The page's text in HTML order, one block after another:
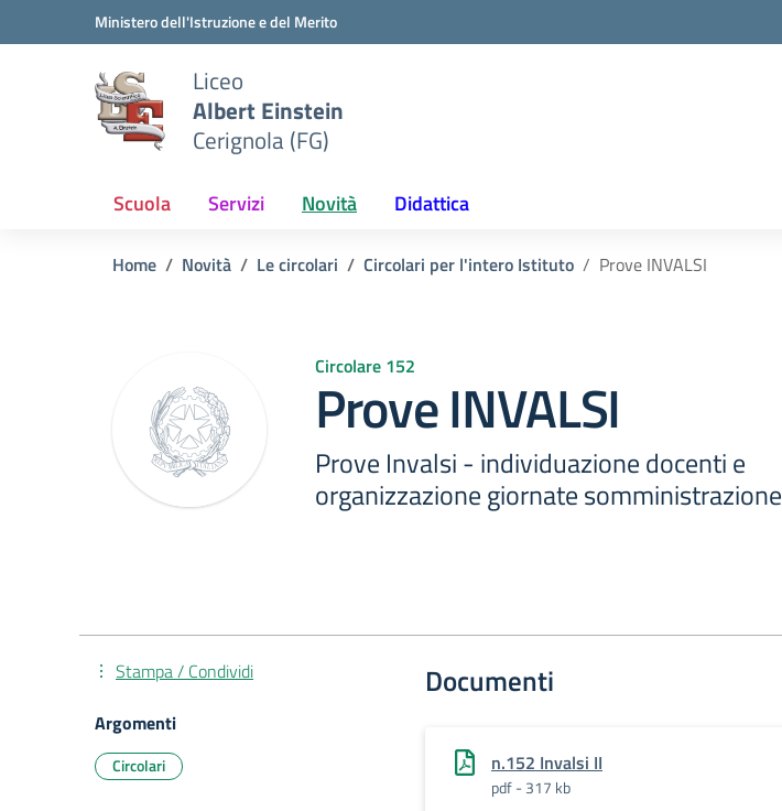
Vai ai contenuti
Vai al menu di navigazioneMinistero dell'Istruzione e del Merito
Liceo
Albert Einstein
Cerignola (FG)
Scuola Servizi Novità Didattica
Home Novità Le circolari Circolari per l'intero Istituto Prove INVALSI
Circolare 152
Prove INVALSI
Prove Invalsi - individuazione docenti e
organizzazione giornate somministrazione
Documenti
n.152 Invalsi II
pdf - 317 kb
Stampa / Condividi
Argomenti
Circolari